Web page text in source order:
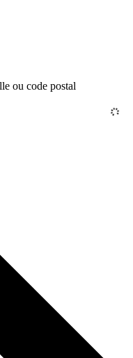
ou code postal